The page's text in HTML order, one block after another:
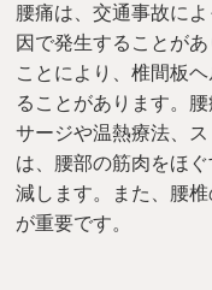
腰痛は、交通事故に
因で発生することが
ことにより、椎間板
ることがあります。
サージや温熱療法、
は、腰部の筋肉をほ
減します。また、腰
が重要です。